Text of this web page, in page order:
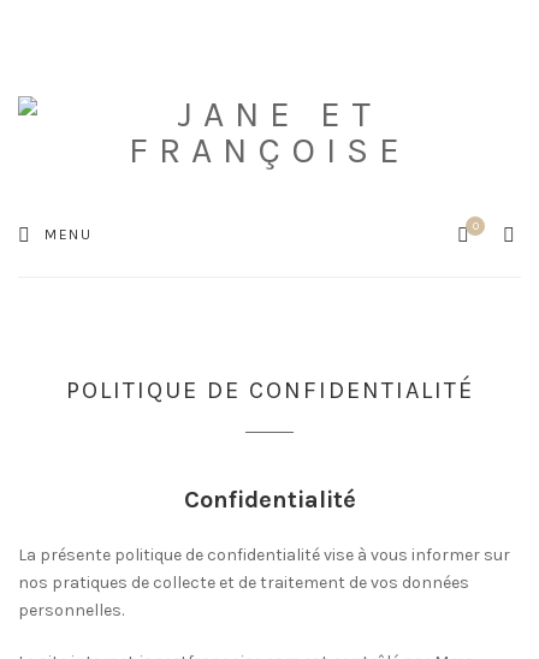
MENU Cart
0
POLITIQUE DE CONFIDENTIALITÉ
Confidentialité
La présente politique de confidentialité vise à vous informer sur
nos pratiques de collecte et de traitement de vos données
personnelles.